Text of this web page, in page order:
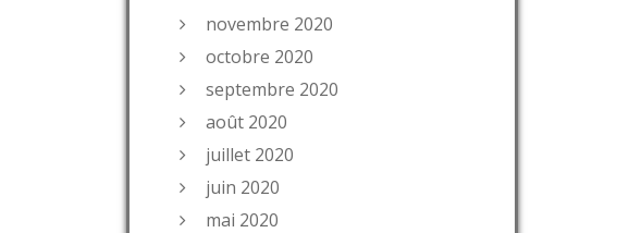
novembre 2020
octobre 2020
septembre 2020
août 2020
juillet 2020
juin 2020
mai 2020